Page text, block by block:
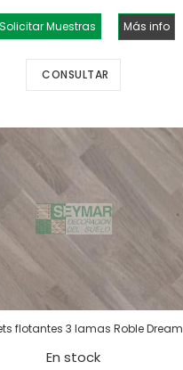
Solicitar Muestras Más info
CONSULTAR
flotantes 3 lamas Roble Dream
En stock